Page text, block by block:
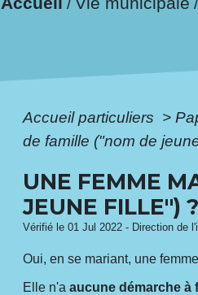
/ /
Accueil particuliers >
de famille ("nom de
UNE FEMME
JEUNE FILLE") ?
Vérifié le 01 Jul 2022 - Direction de
Oui, en se mariant, une
Elle n'aaucune démarche à